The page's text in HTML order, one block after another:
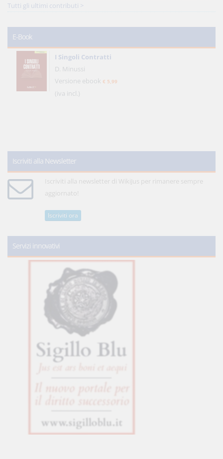
Tutti gli ultimi contributi >
E-Book
I Singoli Contratti
D. Minussi
Versione ebook € 5,99
(iva incl.)
Iscriviti alla Newsletter
Iscriviti alla newsletter di WikiJus per rimanere sempre
aggiornato!
Iscriviti ora
Servizi innovativi